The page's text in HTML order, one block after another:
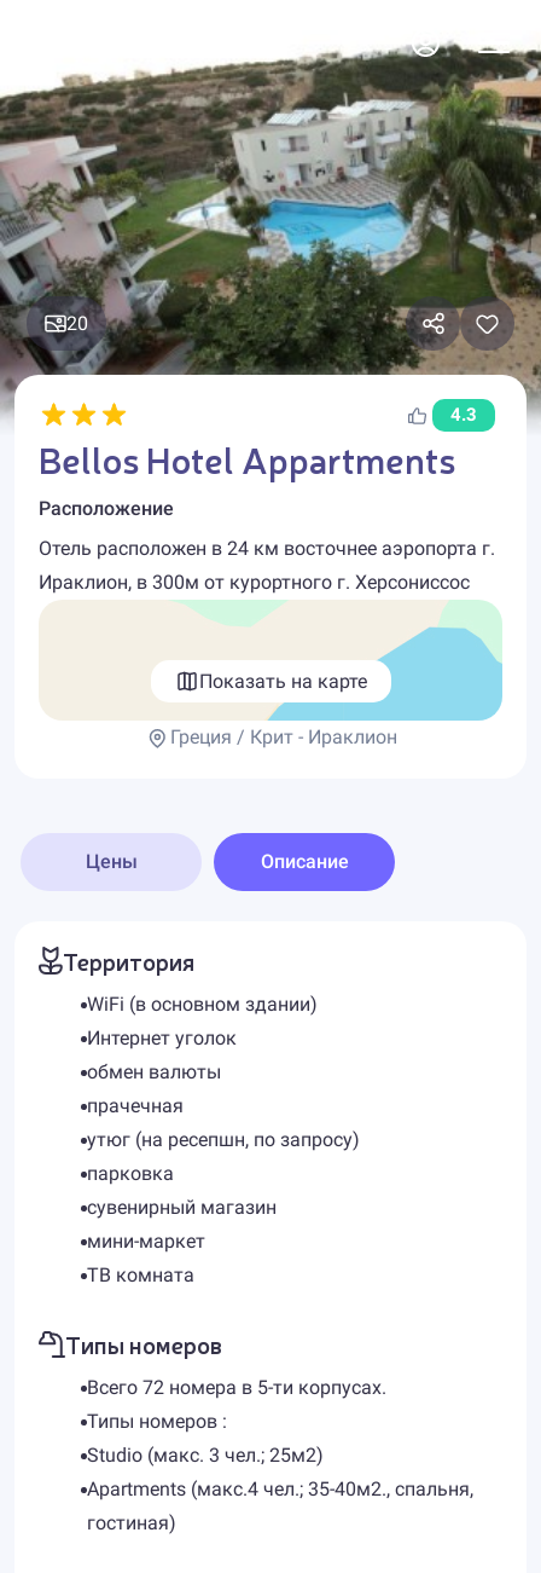
20
4.3
Bellos Hotel Appartments
Расположение
Отель расположен в 24 км восточнее аэропорта г.
Ираклион, в 300м от курортного г. Херсониссос
Показать на карте
Греция / Крит - Ираклион
Цены Описание
Территория
WiFi (в основном здании)
Интернет уголок
обмен валюты
прачечная
утюг (на ресепшн, по запросу)
парковка
сувенирный магазин
мини-маркет
ТВ комната
Типы номеров
Всего 72 номера в 5-ти корпусах.
Типы номеров :
Studio (макс. 3 чел.; 25м2)
Apartments (макс.4 чел.; 35-40м2., спальня,
гостиная)